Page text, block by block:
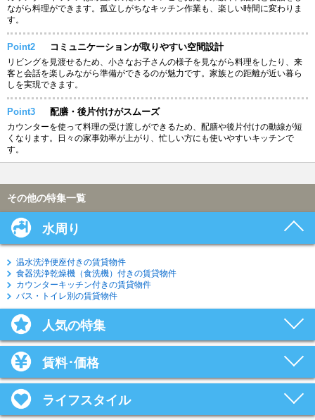
ながら料理ができます。孤立しがちなキッチン作業も、楽しい時間に変わりま
す。
Point2 コミュニケーションが取りやすい空間設計
リビングを見渡せるため、小さなお子さんの様子を見ながら料理をしたり、来
客と会話を楽しみながら準備ができるのが魅力です。家族との距離が近い暮ら
しを実現できます。
Point3 配膳・後片付けがスムーズ
カウンターを使って料理の受け渡しができるため、配膳や後片付けの動線が短
くなります。日々の家事効率が上がり、忙しい方にも使いやすいキッチンで
す。
その他の特集一覧
水周り
温水洗浄便座付きの賃貸物件
食器洗浄乾燥機（食洗機）付きの賃貸物件
カウンターキッチン付きの賃貸物件
バス・トイレ別の賃貸物件
人気の特集
賃料･価格
ライフスタイル